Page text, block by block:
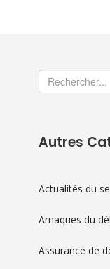
Autres
Actualités du
Arnaques du
Assurance de